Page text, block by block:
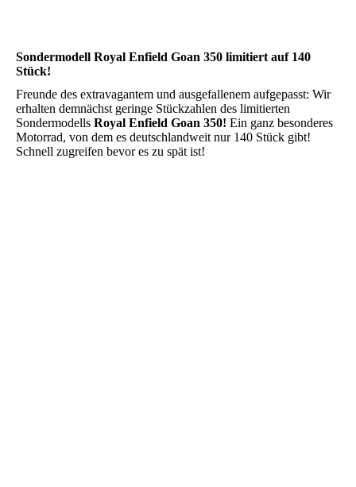
Sondermodell Royal Enfield Goan 350 limitiert auf 140
Stück!
Freunde des extravagantem und ausgefallenem aufgepasst: Wir
erhalten demnächst geringe Stückzahlen des limitierten
Sondermodells Royal Enfield Goan 350! Ein ganz besonderes
Motorrad, von dem es deutschlandweit nur 140 Stück gibt!
Schnell zugreifen bevor es zu spät ist!